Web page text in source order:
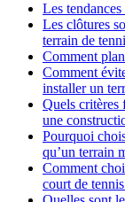
Les
Les clôtures
terrain de
Comment
Comment
installer un
Quels critères
une
Pourquoi
qu’un terrain
Comment
court de